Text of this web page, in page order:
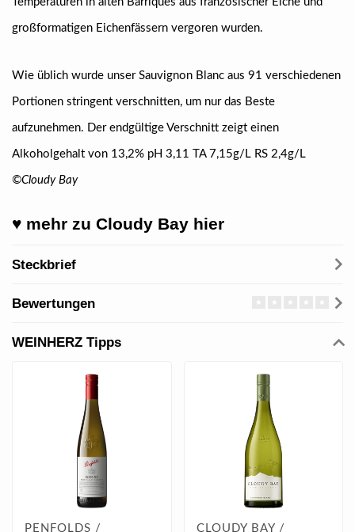
großformatigen Eichenfässern vergoren wurden.
Wie üblich wurde unser Sauvignon Blanc aus 91 verschiedenen
Portionen stringent verschnitten, um nur das Beste
aufzunehmen. Der endgültige Verschnitt zeigt einen
Alkoholgehalt von 13,2% pH 3,11 TA 7,15g/L RS 2,4g/L
©Cloudy Bay
♥ mehr zu Cloudy Bay hier
Steckbrief
Bewertungen
WEINHERZ Tipps
PENFOLDS /
CLOUDY BAY /